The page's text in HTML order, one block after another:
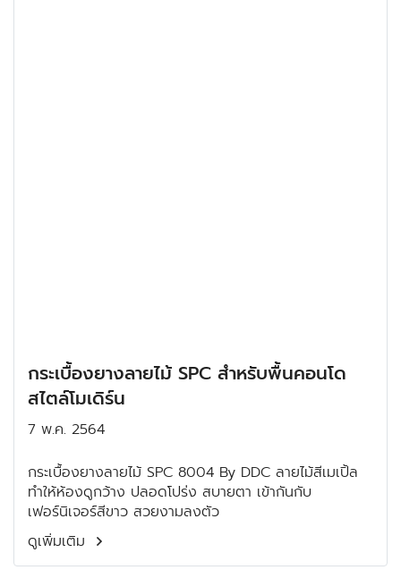
กระเบื้องยางลายไม้ SPC สำหรับพื้นคอนโด
สไตล์โมเดิร์น
7 พ.ค. 2564
กระเบื้องยางลายไม้ SPC 8004 By DDC ลายไม้สีเมเปิ้ล
ทำให้ห้องดูกว้าง ปลอดโปร่ง สบายตา เข้ากันกับ
เฟอร์นิเจอร์สีขาว สวยงามลงตัว
ดูเพิ่มเติม